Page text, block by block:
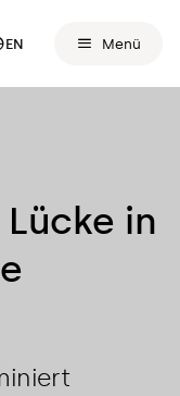
EN Menü
in